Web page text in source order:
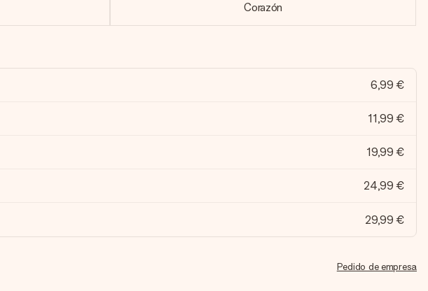
Corazón
6,99 €
11,99 €
19,99 €
24,99 €
29,99 €
Pedido de empresa